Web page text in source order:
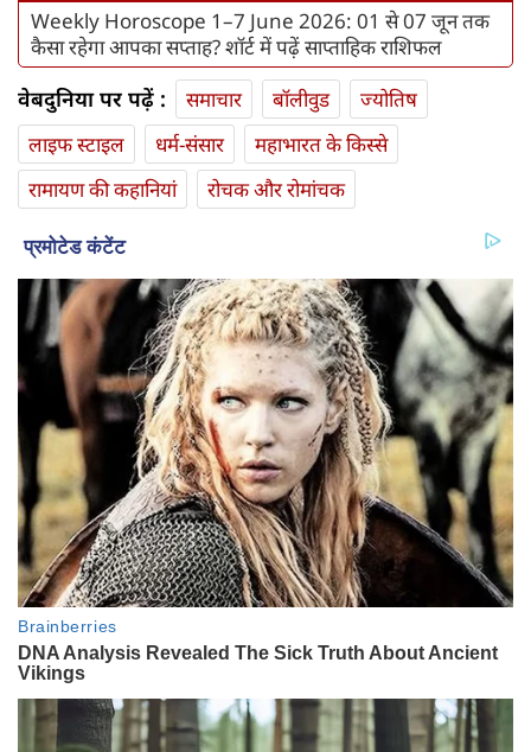
Weekly Horoscope 1–7 June 2026: 01 से 07 जून तक
कैसा रहेगा आपका सप्ताह? शॉर्ट में पढ़ें साप्ताहिक राशिफल
वेबदुनिया पर पढ़ें : समाचार बॉलीवुड
ज्योतिष
लाइफ स्‍टाइल
धर्म-संसार
महाभारत के किस्से
रामायण की कहानियां
रोचक और रोमांचक